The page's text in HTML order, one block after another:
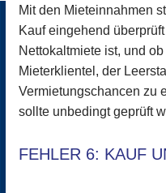
Mit den Mieteinnahmen
Kauf eingehend
Nettokaltmiete ist, und
Mieterklientel, der
Vermietungschancen zu
sollte unbedingt geprüft
FEHLER 6: KAUF